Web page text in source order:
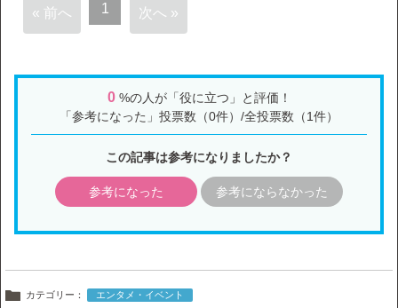
« 前へ 1 次へ »
0%の人が「役に立つ」と評価！
「参考になった」投票数（0件）/全投票数（1件）
この記事は参考になりましたか？
参考になった 参考にならなかった
カテゴリー： エンタメ・イベント